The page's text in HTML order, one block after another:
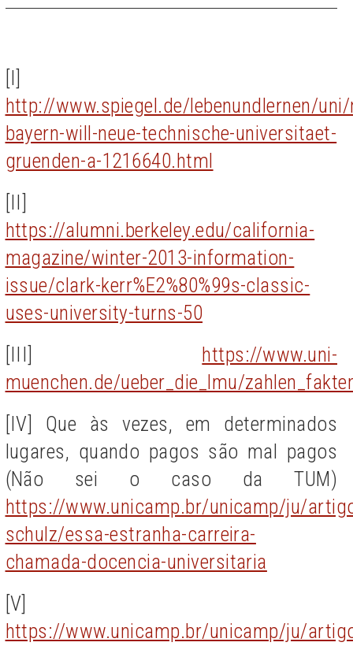
[I]
http://www.spiegel.de/lebenundlernen/
bayern-will-neue-technische-universitaet-
gruenden-a-1216640.html
[II]
https://alumni.berkeley.edu/california-
magazine/winter-2013-information-
issue/clark-kerr%E2%80%99s-classic-
uses-university-turns-50
[III]
https://www.uni-
muenchen.de/ueber_die_lmu/
[IV]
Que às vezes, em determinados
lugares, quando pagos são mal pagos
(Não sei o caso da TUM)
https://www.unicamp.br/unicamp/ju/
schulz/essa-estranha-carreira-
chamada-docencia-universitaria
[V]
https://www.unicamp.br/unicamp/ju/